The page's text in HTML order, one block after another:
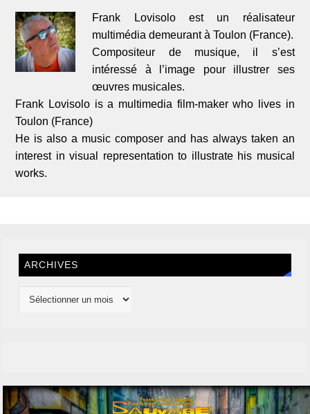
Frank Lovisolo est un réalisateur
multimédia demeurant à Toulon (France).
Compositeur de musique, il s’est
intéressé à l’image pour illustrer ses
œuvres musicales.
Frank Lovisolo is a multimedia film-maker who lives in
Toulon (France)
He is also a music composer and has always taken an
interest in visual representation to illustrate his musical
works.
ARCHIVES